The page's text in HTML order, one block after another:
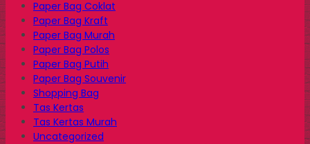
Paper Bag Coklat
Paper Bag Kraft
Paper Bag Murah
Paper Bag Polos
Paper Bag Putih
Paper Bag Souvenir
Shopping Bag
Tas Kertas
Tas Kertas Murah
Uncategorized